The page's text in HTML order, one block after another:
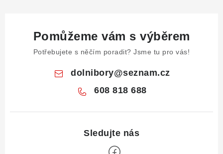
Pomůžeme vám s výběrem
Potřebujete s něčím poradit? Jsme tu pro vás!
dolnibory@seznam.cz
608 818 688